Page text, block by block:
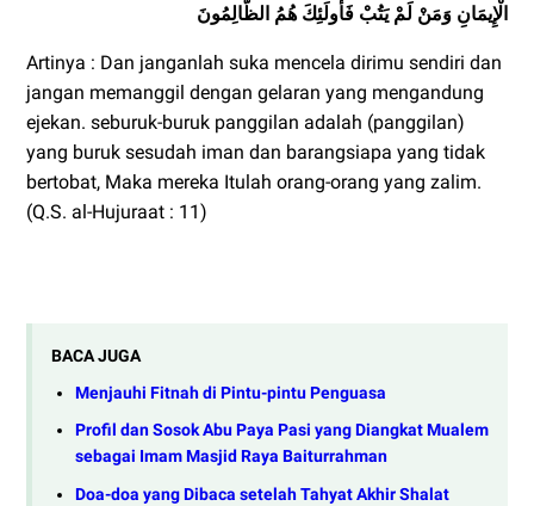
الْإِيمَانِ وَمَنْ لَمْ يَتُبْ فَأُولَئِكَ هُمُ الظَّالِمُونَ
Artinya : Dan janganlah suka mencela dirimu sendiri dan
jangan memanggil dengan gelaran yang mengandung
ejekan. seburuk-buruk panggilan adalah (panggilan)
yang buruk sesudah iman dan barangsiapa yang tidak
bertobat, Maka mereka Itulah orang-orang yang zalim.
(Q.S. al-Hujuraat : 11)
BACA JUGA
Menjauhi Fitnah di Pintu-pintu Penguasa
Profil dan Sosok Abu Paya Pasi yang Diangkat Mualem
sebagai Imam Masjid Raya Baiturrahman
Doa-doa yang Dibaca setelah Tahyat Akhir Shalat